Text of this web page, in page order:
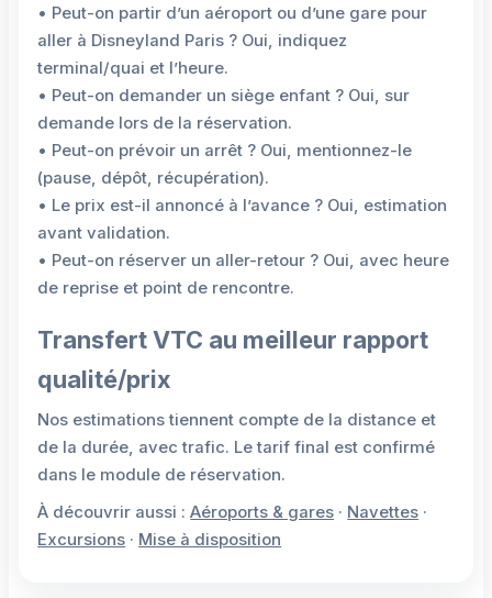
• Peut-on partir d’un aéroport ou d’une gare pour
aller à Disneyland Paris ? Oui, indiquez
terminal/quai et l’heure.
• Peut-on demander un siège enfant ? Oui, sur
demande lors de la réservation.
• Peut-on prévoir un arrêt ? Oui, mentionnez-le
(pause, dépôt, récupération).
• Le prix est-il annoncé à l’avance ? Oui, estimation
avant validation.
• Peut-on réserver un aller-retour ? Oui, avec heure
de reprise et point de rencontre.
Transfert VTC au meilleur rapport
qualité/prix
Nos estimations tiennent compte de la distance et
de la durée, avec trafic. Le tarif final est confirmé
dans le module de réservation.
À découvrir aussi :Aéroports & gares · Navettes ·
Excursions · Mise à disposition